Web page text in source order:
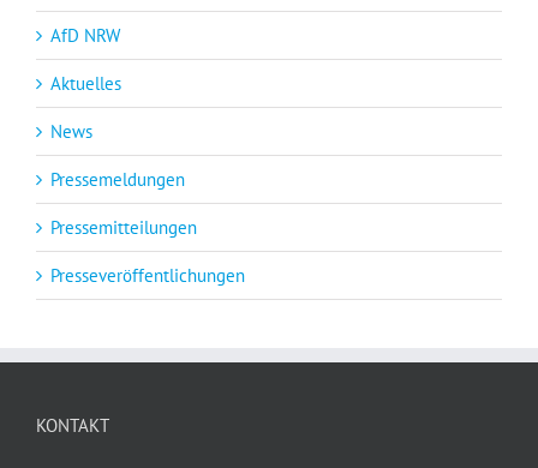
AfD NRW
Aktuelles
News
Pressemeldungen
Pressemitteilungen
Presseveröffentlichungen
KONTAKT